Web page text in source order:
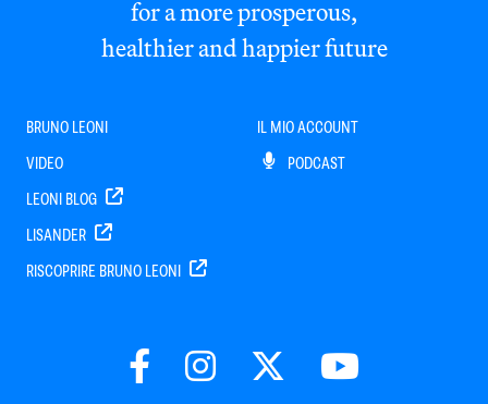
for a more prosperous,
healthier and happier future
BRUNO LEONI
VIDEO
LEONI BLOG
LISANDER
RISCOPRIRE BRUNO LEONI
IL MIO ACCOUNT
PODCAST